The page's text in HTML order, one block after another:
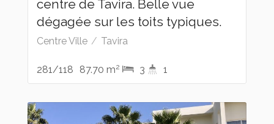
centre de Tavira. Belle vue
dégagée sur les toits typiques.
Centre Ville Tavira
281/118 87.70 m2 3 1